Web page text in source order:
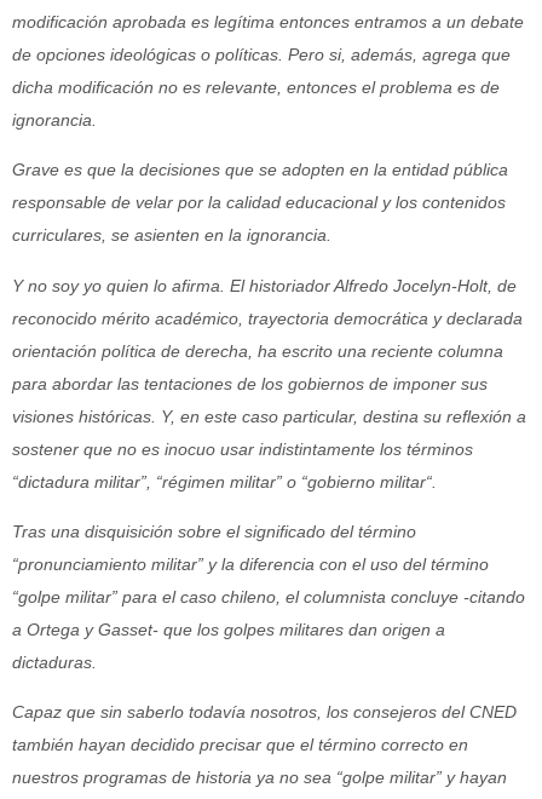
modificación aprobada es legítima entonces entramos a un debate
de opciones ideológicas o políticas. Pero si, además, agrega que
dicha modificación no es relevante, entonces el problema es de
ignorancia.
Grave es que la decisiones que se adopten en la entidad pública
responsable de velar por la calidad educacional y los contenidos
curriculares, se asienten en la ignorancia.
Y no soy yo quien lo afirma. El historiador Alfredo Jocelyn-Holt, de
reconocido mérito académico, trayectoria democrática y declarada
orientación política de derecha, ha escrito una reciente columna
para abordar las tentaciones de los gobiernos de imponer sus
visiones históricas. Y, en este caso particular, destina su reflexión a
sostener que no es inocuo usar indistintamente los términos
“dictadura militar”, “régimen militar” o “gobierno militar“.
Tras una disquisición sobre el significado del término
“pronunciamiento militar” y la diferencia con el uso del término
“golpe militar” para el caso chileno, el columnista concluye -citando
a Ortega y Gasset- que los golpes militares dan origen a
dictaduras.
Capaz que sin saberlo todavía nosotros, los consejeros del CNED
también hayan decidido precisar que el término correcto en
nuestros programas de historia ya no sea “golpe militar” y hayan